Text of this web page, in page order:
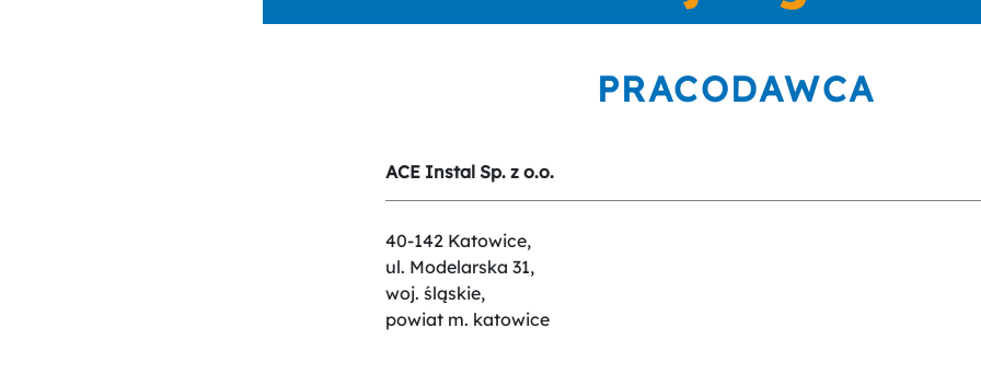
PRACODAWCA
ACE Instal Sp. z o.o.
40-142 Katowice,
ul. Modelarska 31,
woj. śląskie,
powiat m. katowice